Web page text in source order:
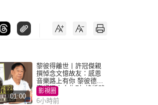
01:00
黎彼得離世丨許冠傑親
撰悼念文憶故友：感恩
音樂路上有你 黎彼德曾
直認唔夾合作7年終拆夥
影視圈
6小時前